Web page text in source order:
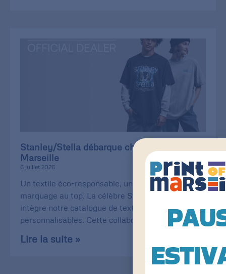
Stanley/Stella débarque chez Print of
Marseille
6 juillet 2026
Un textile éco-responsable, une qualité de
marquage au top. La célèbre Stanley/Stella
intègre notre catalogue de textiles
personnalisables. Cette collaboration
Lire la suite »